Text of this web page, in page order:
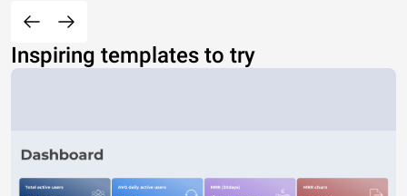
Inspiring templates to try